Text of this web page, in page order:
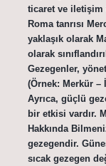
ticaret ve iletişim
Roma tanrısı
yaklaşık olarak
olarak
Gezegenler,
(Örnek: Merkür –
Ayrıca, güçlü
bir etkisi vardır.
Hakkında
gezegendir.
sıcak gezegen